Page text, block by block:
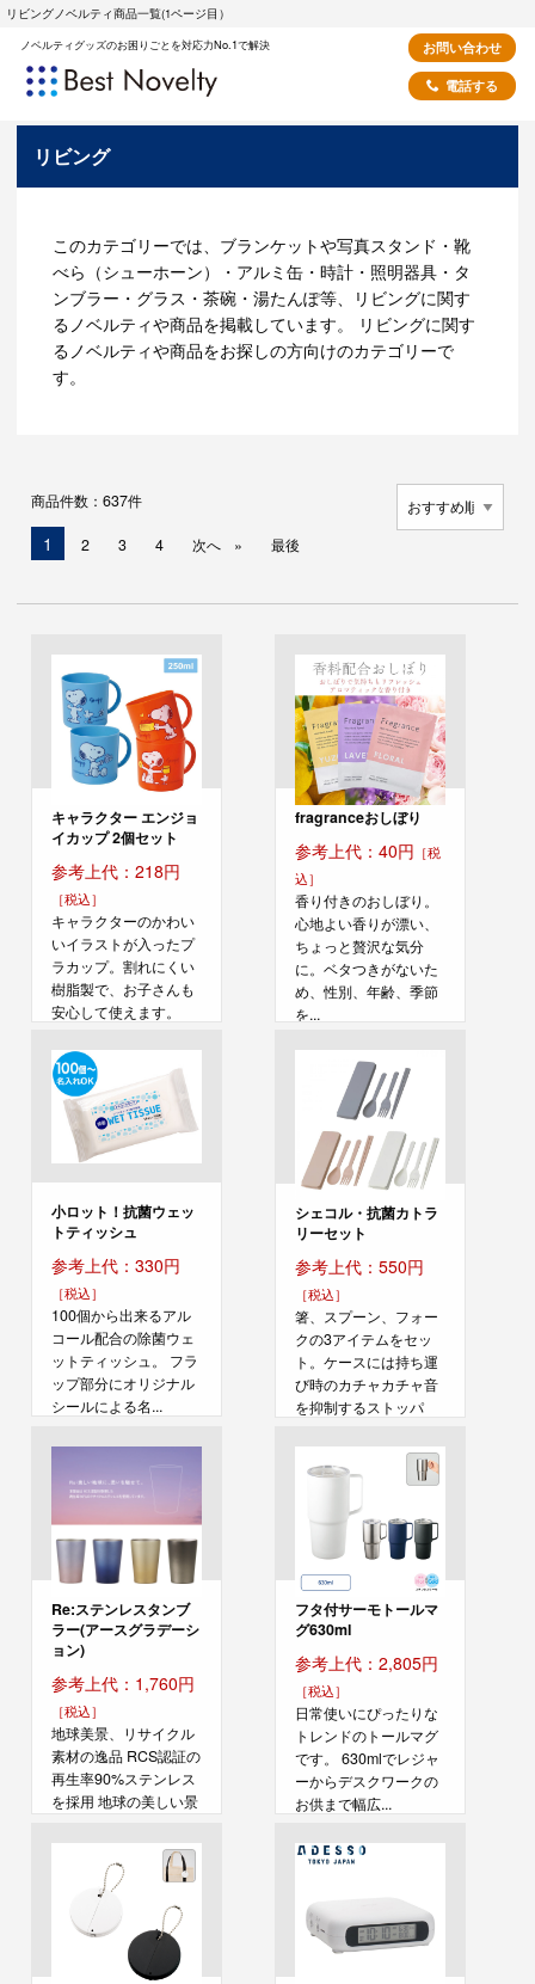
リビングノベルティ商品一覧(1ページ目）
ノベルティグッズのお困りごとを対応力No.1で解決
お問い合わせ
電話する
リビング
このカテゴリーでは、ブランケットや写真スタンド・靴
べら（シューホーン）・アルミ缶・時計・照明器具・タ
ンブラー・グラス・茶碗・湯たんぽ等、リビングに関す
るノベルティや商品を掲載しています。 リビングに関す
るノベルティや商品をお探しの方向けのカテゴリーで
す。
商品件数：637件
現1 2 3 4 次へ 最後
キャラクター エンジョ
イカップ 2個セット
参考上代：218円
［税込］
キャラクターのかわい
いイラストが入ったプ
ラカップ。割れにくい
樹脂製で、お子さんも
安心して使えます。
fragranceおしぼり
参考上代：40円 ［税
込］
香り付きのおしぼり。
心地よい香りが漂い、
ちょっと贅沢な気分
に。ベタつきがないた
め、性別、年齢、季節
を...
小ロット！抗菌ウェッ
トティッシュ
参考上代：330円
［税込］
100個から出来るアル
コール配合の除菌ウェ
ットティッシュ。 フラ
ップ部分にオリジナル
シールによる名...
シェコル・抗菌カトラ
リーセット
参考上代：550円
［税込］
箸、スプーン、フォー
クの3アイテムをセッ
ト。ケースには持ち運
び時のカチャカチャ音
を抑制するストッパ
Re:ステンレスタンブ
ラー(アースグラデーシ
ョン)
参考上代：1,760円
［税込］
地球美景、リサイクル
素材の逸品 RCS認証の
再生率90%ステンレス
を採用 地球の美しい景
フタ付サーモトールマ
グ630ml
参考上代：2,805円
［税込］
日常使いにぴったりな
トレンドのトールマグ
です。 630mlでレジャ
ーからデスクワークの
お供まで幅広...